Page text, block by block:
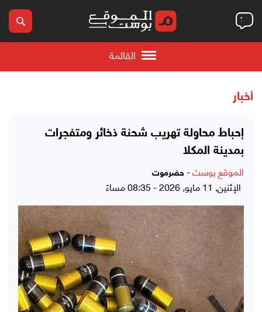
القائمة
أخبار
إحباط محاولة تهريب شحنة ذخائر ومتفجرات
بمدينة المكلا
الموقع بوست- حضرموت
الإثنين, 11 مايو, 2026 - 08:35 مساءً